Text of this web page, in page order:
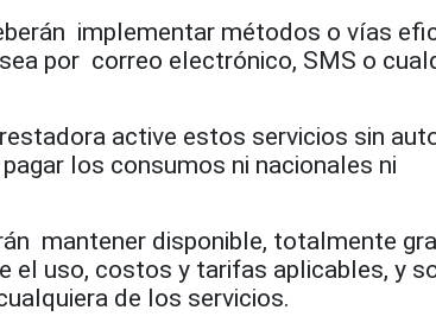
implementar métodos o vías
por correo electrónico, SMS o
active estos servicios sin
los consumos ni nacionales ni
mantener disponible, totalmente
el uso, costos y tarifas aplicables, y
de los servicios.